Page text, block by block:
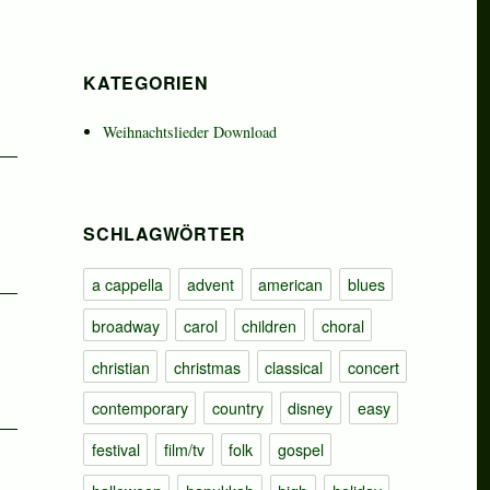
KATEGORIEN
Weihnachtslieder Download
SCHLAGWÖRTER
a cappella advent american
blues
broadway
carol children
choral
christian
christmas classical
concert
contemporary
country disney
easy
festival
film/tv folk
gospel